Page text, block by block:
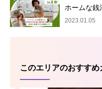
ホームな銭
2023.01.05
このエリアのおすすめ